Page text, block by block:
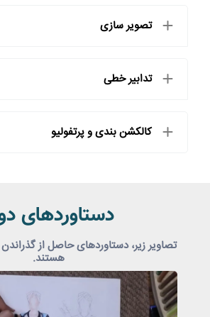
تصویر سازی
تدابیر خطی
کالکشن بندی و پرتفولیو
دستاوردهای
تصاویر زیر، دستاوردهای حاصل از
هستند.